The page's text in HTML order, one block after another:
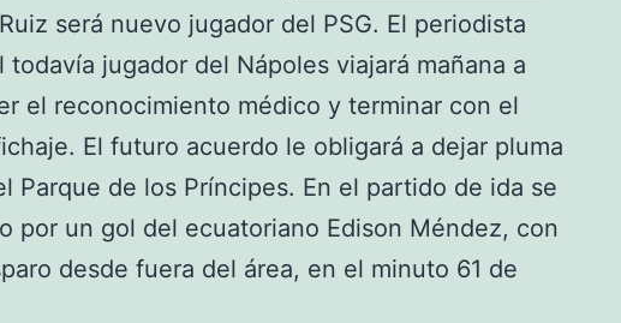
será nuevo jugador del PSG. El periodista
todavía jugador del Nápoles viajará mañana a
el reconocimiento médico y terminar con el
El futuro acuerdo le obligará a dejar pluma
Parque de los Príncipes. En el partido de ida se
por un gol del ecuatoriano Edison Méndez, con
desde fuera del área, en el minuto 61 de